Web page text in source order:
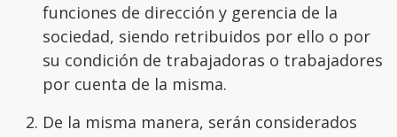
funciones de dirección y gerencia de la
sociedad, siendo retribuidos por ello o por
su condición de trabajadoras o trabajadores
por cuenta de la misma.
De la misma manera, serán considerados